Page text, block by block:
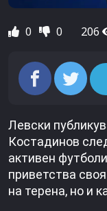
0 0 206
Левски
Костадинов
активен
приветства
на терена, но и